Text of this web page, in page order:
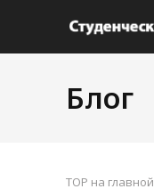
Блог
TOP на главной